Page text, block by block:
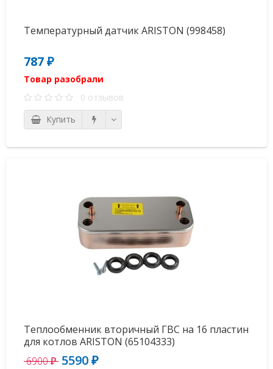
Температурный датчик ARISTON (998458)
787 ₽
Товар разобрали
0 отзывов
Купить
Теплообменник вторичный ГВС на 16 пластин
для котлов ARISTON (65104333)
6900 ₽ 5590 ₽